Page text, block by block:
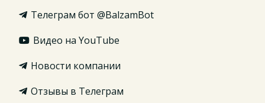
Телеграм бот @BalzamBot
Видео на YouTube
Новости компании
Отзывы в Телеграм